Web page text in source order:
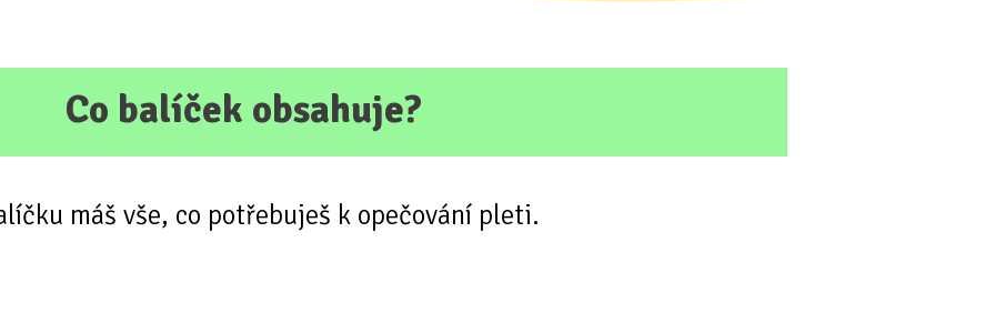
Co balíček obsahuje?
máš vše, co potřebuješ k opečování pleti.